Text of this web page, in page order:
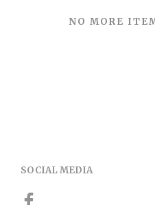
NO MORE
SOCIAL MEDIA